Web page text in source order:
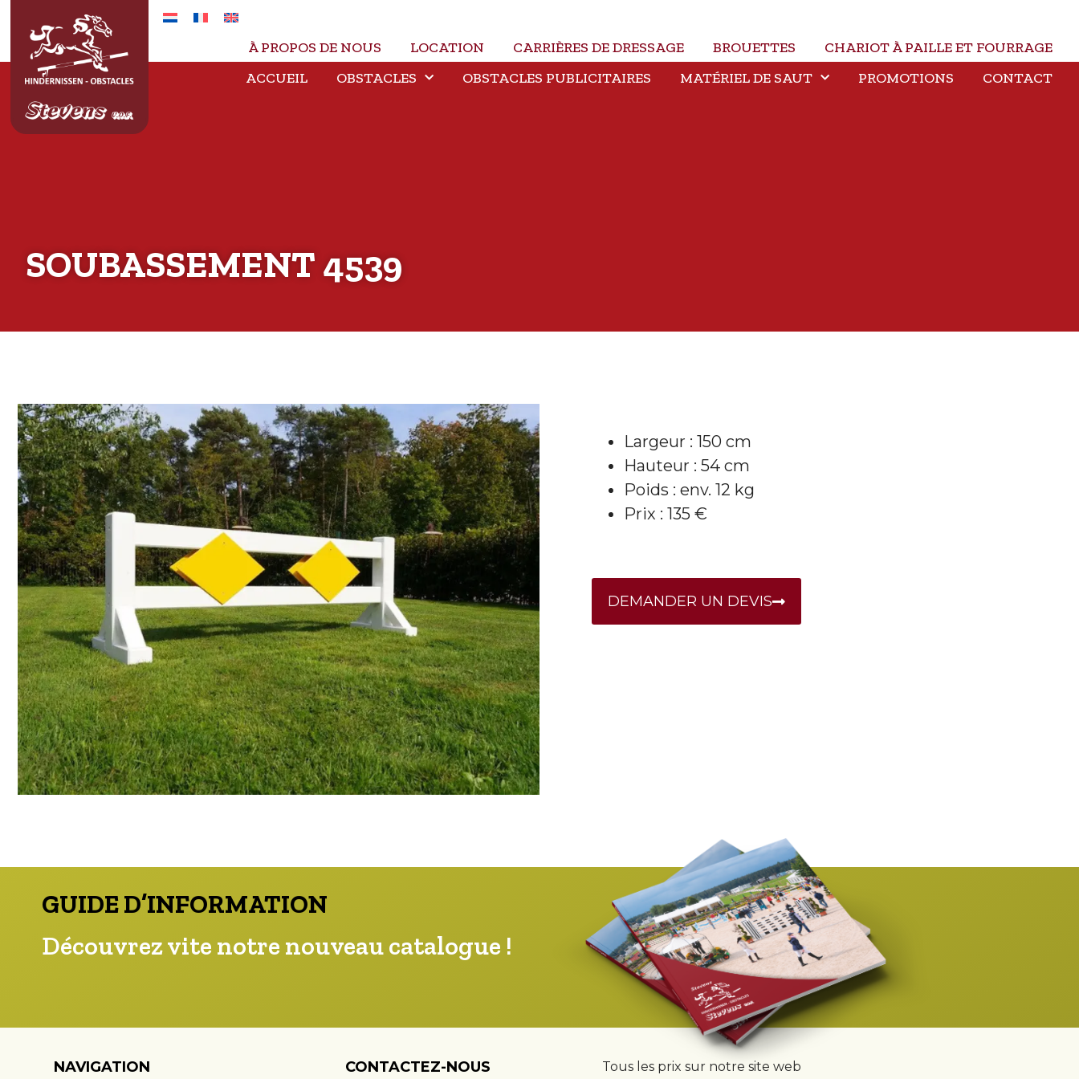
À PROPOS DE NOUS LOCATION CARRIÈRES DE DRESSAGE BROUETTES
CHARIOT À PAILLE ET FOURRAGE
ACCUEIL
OBSTACLES OBSTACLES PUBLICITAIRES MATÉRIEL DE SAUT PROMOTIONS CONTACT
SOUBASSEMENT 4539
Largeur : 150 cm
Hauteur : 54 cm
Poids : env. 12 kg
Prix : 135 €
DEMANDER UN DEVIS
GUIDE D’INFORMATION
Découvrez vite notre nouveau catalogue !
NAVIGATION CONTACTEZ-NOUS
Tous les prix sur notre site web